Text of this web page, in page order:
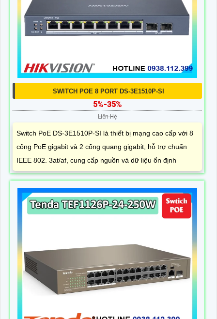
SWITCH POE 8 PORT DS-3E1510P-SI
5%-35%
Liên Hệ
Switch PoE DS-3E1510P-SI là thiết bị mạng cao cấp với 8
cổng PoE gigabit và 2 cổng quang gigabit, hỗ trợ chuẩn
IEEE 802. 3at/af, cung cấp nguồn và dữ liệu ổn định